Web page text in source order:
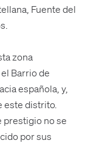
Fuente del
zona
Barrio de
española, y,
este distrito.
prestigio no se
por sus